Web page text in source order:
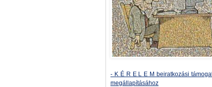
- K É R E L E M beiratkozási
megállapításához